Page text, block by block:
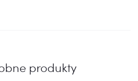
produkty